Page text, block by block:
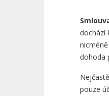
dochází
dohoda
pouze